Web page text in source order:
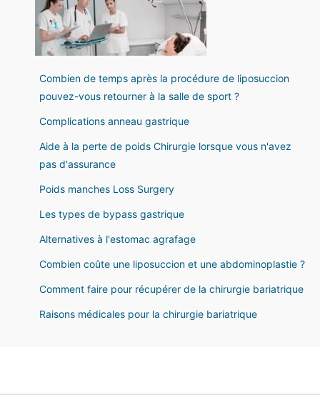
Combien de temps après la procédure de liposuccion
pouvez-vous retourner à la salle de sport ?
Complications anneau gastrique
Aide à la perte de poids Chirurgie lorsque vous n'avez
pas d'assurance
Poids manches Loss Surgery
Les types de bypass gastrique
Alternatives à l'estomac agrafage
Combien coûte une liposuccion et une abdominoplastie ?
Comment faire pour récupérer de la chirurgie bariatrique
Raisons médicales pour la chirurgie bariatrique